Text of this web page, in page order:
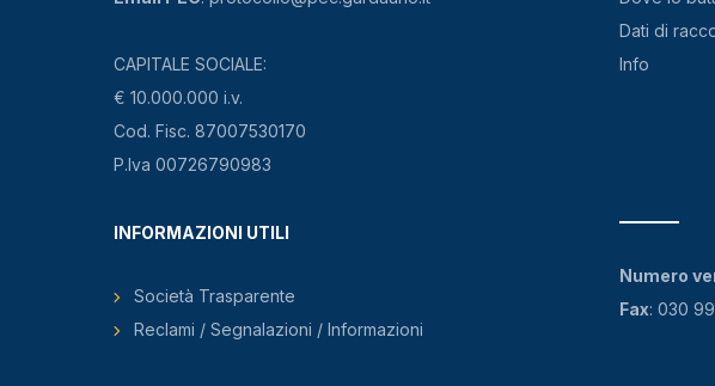
CAPITALE SOCIALE:
€ 10.000.000 i.v.
Cod. Fisc. 87007530170
P.Iva 00726790983
Dati di
Info
INFORMAZIONI UTILI
Società Trasparente
Reclami / Segnalazioni / Informazioni
Numero
Fax: 030